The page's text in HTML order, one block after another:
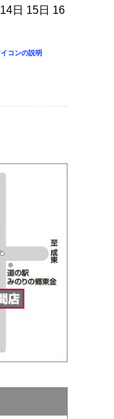
日 15日 16
イコンの説明